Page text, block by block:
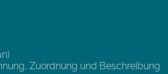
Zuordnung und Beschreibung